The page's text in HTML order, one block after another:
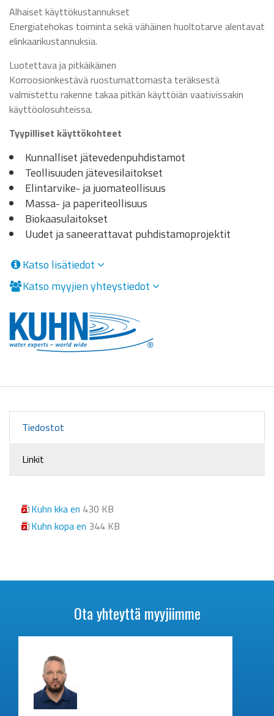
Alhaiset käyttökustannukset
Energiatehokas toiminta sekä vähäinen huoltotarve alentavat
elinkaarikustannuksia.
Luotettava ja pitkäikäinen
Korroosionkestävä ruostumattomasta teräksestä
valmistettu rakenne takaa pitkän käyttöiän vaativissakin
käyttöolosuhteissa.
Tyypilliset käyttökohteet
Kunnalliset jätevedenpuhdistamot
Teollisuuden jätevesilaitokset
Elintarvike- ja juomateollisuus
Massa- ja paperiteollisuus
Biokaasulaitokset
Uudet ja saneerattavat puhdistamoprojektit
Katso lisätiedot
Katso myyjien yhteystiedot
Tiedostot
Linkit
Kuhn kka en 430 KB
Kuhn kopa en 344 KB
Ota yhteyttä myyjiimme